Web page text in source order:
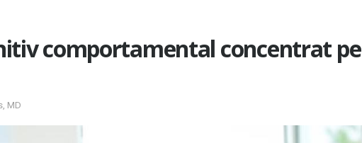
comportamental concentrat pe
MD